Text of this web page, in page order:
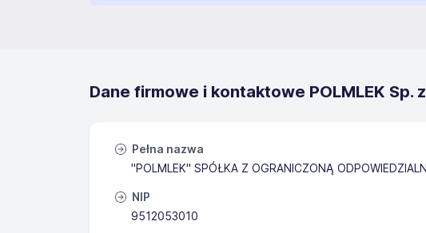
Dane firmowe i kontaktowe POLMLEK Sp.
Pełna nazwa
"POLMLEK" SPÓŁKA Z OGRANICZONĄ
NIP
9512053010